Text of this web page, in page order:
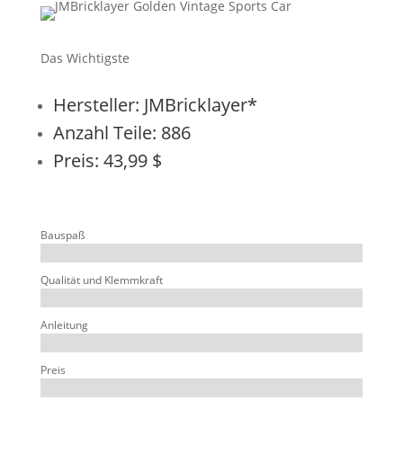
Das Wichtigste
Hersteller: JMBricklayer*
Anzahl Teile: 886
Preis: 43,99 $
Bauspaß
Qualität und Klemmkraft
Anleitung
Preis